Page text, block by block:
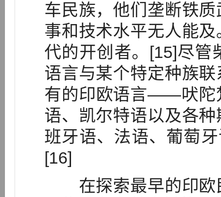
车民族，他们垄断铁
事和技术水平无人能
代的开创者。[15]尽管
语言与某个特定种族
有的印欧语言——吠陀
语、凯尔特语以及各
班牙语、法语、葡萄
[16]
在探索最早的印欧